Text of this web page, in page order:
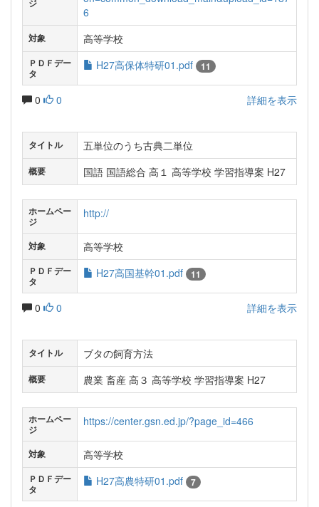
ジ
6
対象 高等学校
ＰＤＦデー
タ
H27高保体特研01.pdf 11
0 0 詳細を表示
タイトル 五単位のうち古典二単位
概要 国語 国語総合 高１ 高等学校 学習指導案 H27
ホームペー
ジ
http://
対象 高等学校
ＰＤＦデー
タ
H27高国基幹01.pdf 11
0 0 詳細を表示
タイトル ブタの飼育方法
概要 農業 畜産 高３ 高等学校 学習指導案 H27
ホームペー
ジ
https://center.gsn.ed.jp/?page_id=466
対象 高等学校
ＰＤＦデー
タ
H27高農特研01.pdf 7